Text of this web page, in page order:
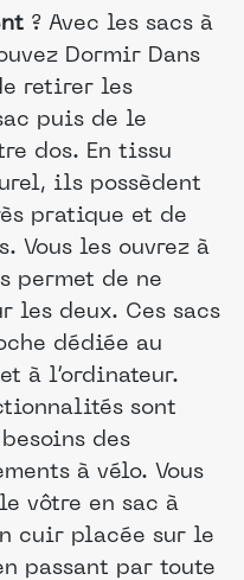
? Avec les sacs à
Dormir Dans
retirer les
puis de le
dos. En tissu
ils possèdent
pratique et de
Vous les ouvrez à
permet de ne
les deux. Ces sacs
dédiée au
à l’ordinateur.
sont
des
à vélo. Vous
vôtre en sac à
cuir placée sur le
passant par toute